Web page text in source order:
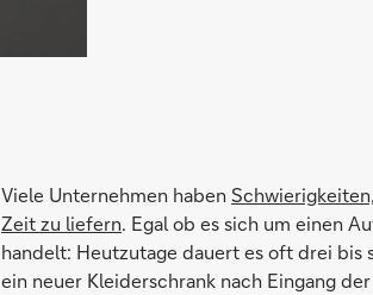
Viele Unternehmen haben
Zeit zu liefern. Egal ob es sich um einen
handelt: Heutzutage dauert es oft drei bis
ein neuer Kleiderschrank nach Eingang